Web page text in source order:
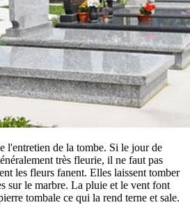
l'entretien de la tombe. Si le jour de
très fleurie, il ne faut pas
les fleurs fanent. Elles laissent tomber
sur le marbre. La pluie et le vent font
tombale ce qui la rend terne et sale.